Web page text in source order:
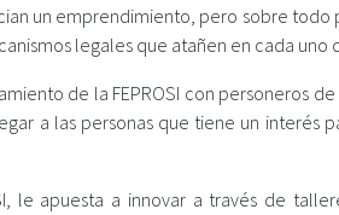
un emprendimiento, pero sobre
legales que atañen en cada uno
de la FEPROSI con personeros
a las personas que tiene un interés
le apuesta a innovar a través de